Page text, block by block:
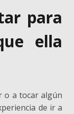
para
ella
o a tocar algún
de ir a